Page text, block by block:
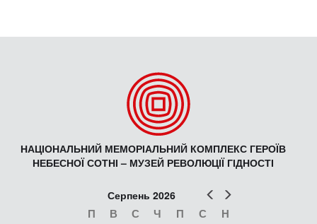
НАЦІОНАЛЬНИЙ МЕМОРІАЛЬНИЙ КОМПЛЕКС ГЕРОЇВ
НЕБЕСНОЇ СОТНІ – МУЗЕЙ РЕВОЛЮЦІЇ ГІДНОСТІ
Попер
Серпень 2026
П В С Ч П С Н